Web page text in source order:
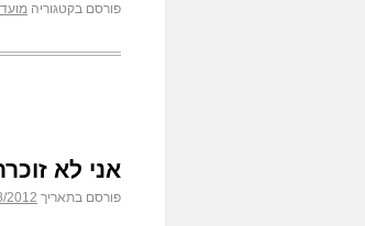
פורסם בקטגוריה
אני לא
פורסם בתאריך 2012